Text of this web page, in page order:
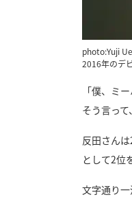
photo:Yuji
2016年のデ
「僕、ミ
そう言っ
反田さん
として2位
文字通り